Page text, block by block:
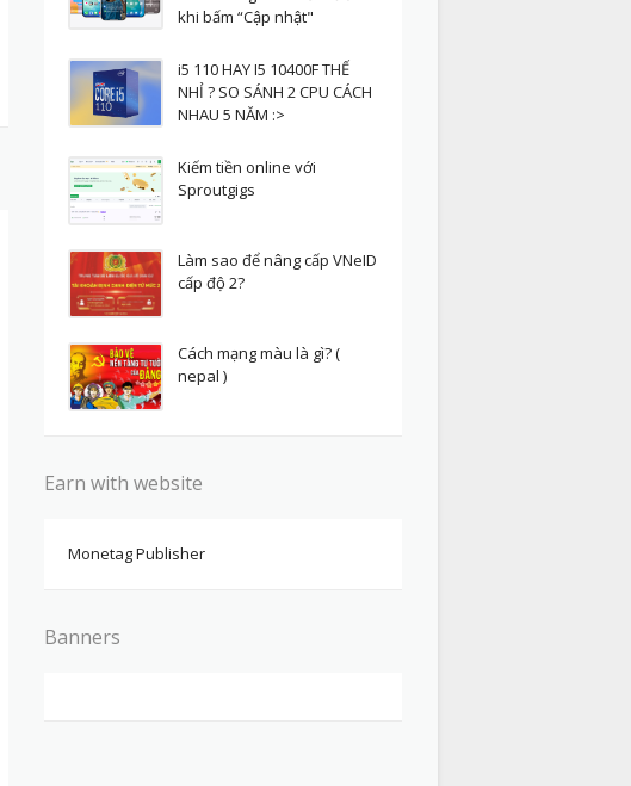
khi bấm “Cập nhật"
i5 110 HAY I5 10400F THẾ
NHỈ ? SO SÁNH 2 CPU CÁCH
NHAU 5 NĂM :>
Kiếm tiền online với
Sproutgigs
Làm sao để nâng cấp VNeID
cấp độ 2?
Cách mạng màu là gì? (
nepal )
Earn with website
Monetag Publisher
Banners